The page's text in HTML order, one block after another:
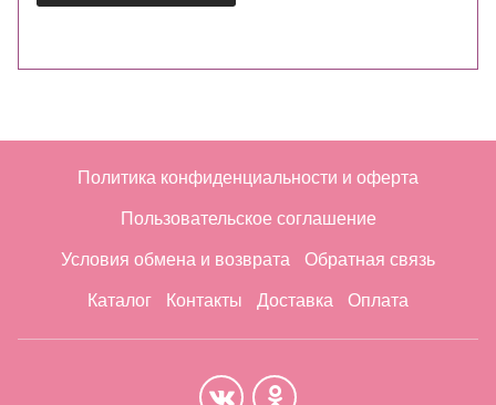
Политика конфиденциальности и оферта
Пользовательское соглашение
Условия обмена и возврата Обратная связь
Каталог Контакты Доставка Оплата